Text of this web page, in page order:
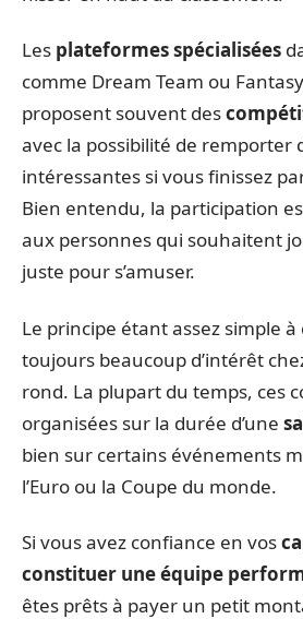
Les plateformes spécialisées
comme Dream Team ou
proposent souvent des
avec la possibilité de remporter
intéressantes si vous finissez
Bien entendu, la participation
aux personnes qui souhaitent
juste pour s’amuser.
Le principe étant assez simple
toujours beaucoup d’intérêt
rond. La plupart du temps, ces
organisées sur la durée d’une
bien sur certains événements
l’Euro ou la Coupe du monde.
Si vous avez confiance en vos
constituer une équipe
êtes prêts à payer un petit